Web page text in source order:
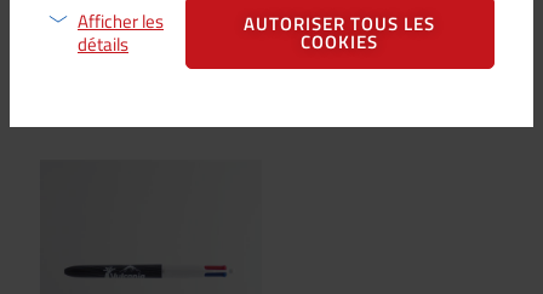
AUTORISER TOUS LES
COOKIES
Afficher les
détails
AJOUTER AU
PANIER